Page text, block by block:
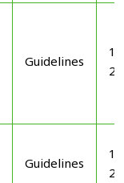
Guidelines
Guidelines